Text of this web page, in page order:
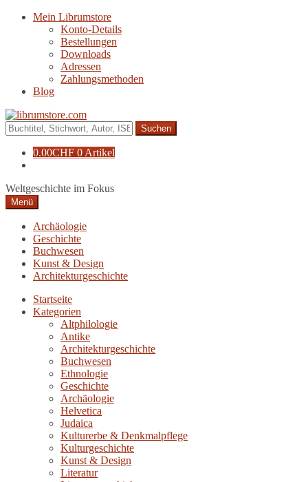
Navigation
Zum
Mein Librumstore
Konto-Details
Bestellungen
Downloads
Adressen
Zahlungsmethoden
Blog
Suche
nach:
0.00CHF 0 Artikel
Weltgeschichte im Fokus
Menü
Archäologie
Geschichte
Buchwesen
Kunst & Design
Architekturgeschichte
Startseite
Kategorien
Altphilologie
Antike
Architekturgeschichte
Buchwesen
Ethnologie
Geschichte
Archäologie
Helvetica
Judaica
Kulturerbe & Denkmalpflege
Kulturgeschichte
Kunst & Design
Literatur